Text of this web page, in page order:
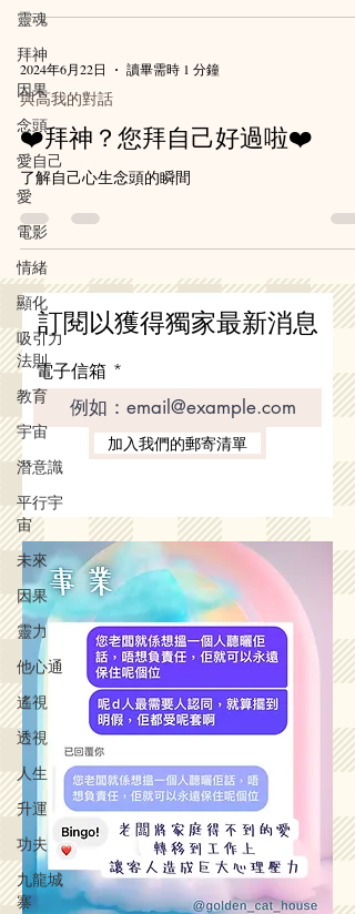
靈魂
拜神
因果
念頭
愛自己
愛
電影
情緒
顯化
吸引力
法則
教育
宇宙
潛意識
平行宇
宙
未來
因果
靈力
他心通
遙視
透視
人生
升運
功夫
九龍城
寨
2024年6月22日 讀畢需時 1 分鐘
與高我的對話
❤️拜神？您拜自己好過啦❤️
了解自己心生念頭的瞬間
訂閱以獲得獨家最新消息
電子信箱
加入我們的郵寄清單